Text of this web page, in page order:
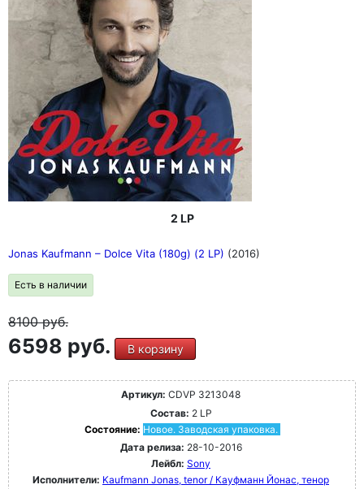
2 LP
Jonas Kaufmann – Dolce Vita (180g) (2 LP) (2016)
Есть в наличии
8100руб.
6598 руб. В корзину
Артикул: CDVP 3213048
Состав: 2 LP
Состояние: Новое. Заводская упаковка.
Дата релиза: 28-10-2016
Лейбл: Sony
Исполнители: Kaufmann Jonas, tenor / Кауфманн Йонас, тенор